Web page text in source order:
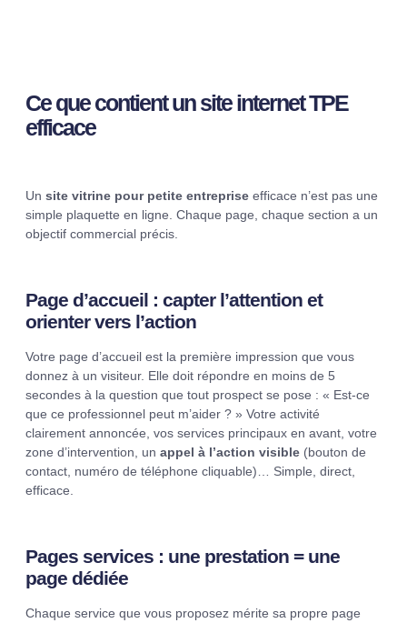
Ce que contient un site internet TPE
efficace
Un site vitrine pour petite entreprise efficace n’est pas une
simple plaquette en ligne. Chaque page, chaque section a un
objectif commercial précis.
Page d’accueil : capter l’attention et
orienter vers l’action
Votre page d’accueil est la première impression que vous
donnez à un visiteur. Elle doit répondre en moins de 5
secondes à la question que tout prospect se pose : « Est-ce
que ce professionnel peut m’aider ? » Votre activité
clairement annoncée, vos services principaux en avant, votre
zone d’intervention, un appel à l’action visible (bouton de
contact, numéro de téléphone cliquable)… Simple, direct,
efficace.
Pages services : une prestation = une
page dédiée
Chaque service que vous proposez mérite sa propre page